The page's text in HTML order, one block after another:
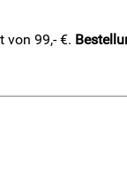
von 99,- €.